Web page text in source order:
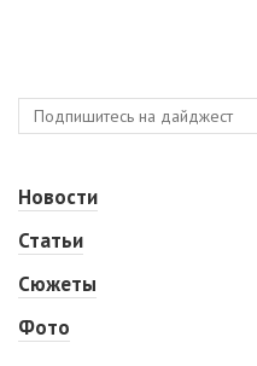
Новости
Статьи
Сюжеты
Фото